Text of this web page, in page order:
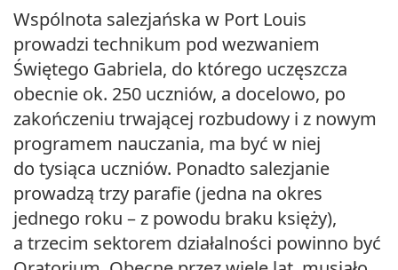
Wspólnota salezjańska w Port Louis
prowadzi technikum pod wezwaniem
Świętego Gabriela, do którego uczęszcza
obecnie ok. 250 uczniów, a docelowo, po
zakończeniu trwającej rozbudowy i z nowym
programem nauczania, ma być w niej
do tysiąca uczniów. Ponadto salezjanie
prowadzą trzy parafie (jedna na okres
jednego roku – z powodu braku księży),
a trzecim sektorem działalności powinno być